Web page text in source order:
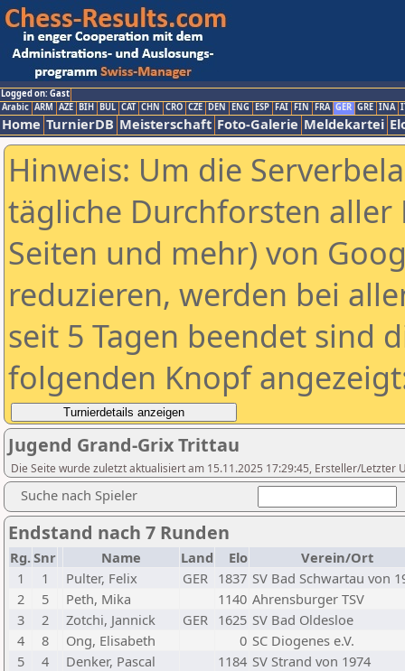
Logged on: Gast
Arabic ARM AZE BIH BUL CAT CHN CRO CZE DEN ENG ESP FAI FIN FRA GER GRE INA
Home TurnierDB Meisterschaft Foto-Galerie Meldekartei
Hinweis: Um die
tägliche Durchforsten aller
Seiten und mehr) von
reduzieren, werden bei
seit 5 Tagen beendet sind
folgenden Knopf
Jugend Grand-Grix Trittau
Die Seite wurde zuletzt aktualisiert am 15.11.2025 17:29:45, Ersteller/Letzter
Suche nach Spieler
Endstand nach 7 Runden
Rg.Snr Name Land Elo
Verein/Ort
1
1 Pulter, Felix GER 1837 SV Bad Schwartau von
2
5 Peth, Mika 1140 Ahrensburger TSV
3
2 Zotchi, Jannick GER 1625 SV Bad Oldesloe
4
8 Ong, Elisabeth 0 SC Diogenes e.V.
5
4 Denker, Pascal 1184 SV Strand von 1974